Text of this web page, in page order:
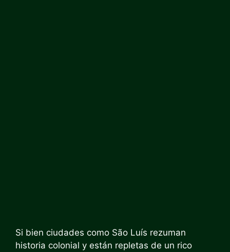
Si bien ciudades como São Luís rezuman
historia colonial y están repletas de un rico